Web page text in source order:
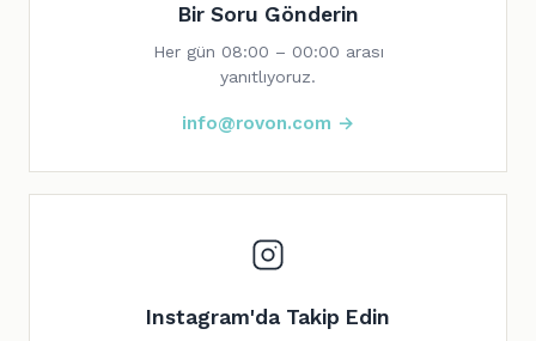
Bir Soru Gönderin
Her gün 08:00 – 00:00 arası
yanıtlıyoruz.
info@rovon.com →
Instagram'da Takip Edin